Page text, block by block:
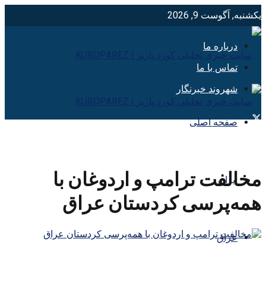
یکشنبه, آگوست 9, 2026
درباره ما
تماس با ما
شهروند خبرنگار
صفحه اصلی
ایران
عراق
مخالفت ترامپ و اردوغان با
همه‌پرسی کردستان عراق